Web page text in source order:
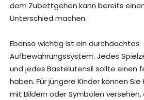
dem Zubettgehen kann bereits
Unterschied machen.
Ebenso wichtig ist ein durchdachtes
Aufbewahrungssystem. Jedes
und jedes Bastelutensil sollte einen
haben. Für jüngere Kinder können
mit Bildern oder Symbolen